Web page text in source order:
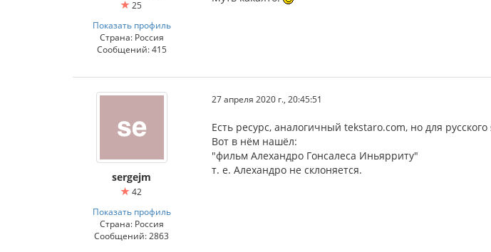
25
Показать профиль
Страна: Россия
Сообщений: 415
sergejm
42
Показать профиль
Страна: Россия
Сообщений: 2863
27 апреля 2020 г., 20:45:51
Есть ресурс, аналогичный tekstaro.com, но для
Вот в нём нашёл:
"фильм Алехандро Гонсалеса Иньярриту"
т. е. Алехандро не склоняется.